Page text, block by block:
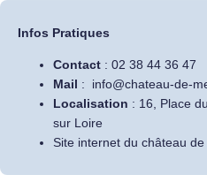
Infos Pratiques
Contact : 02 38 44 36 47
Mail : info@chateau-de-
Localisation : 16, Place
sur Loire
Site internet du château